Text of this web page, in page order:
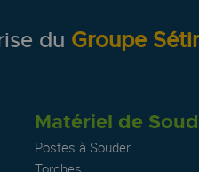
du Groupe
Matériel de
Postes à Souder
Torches